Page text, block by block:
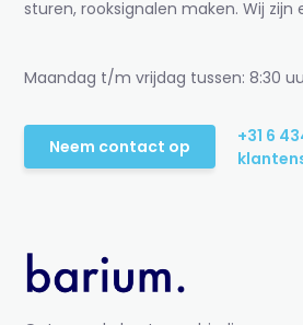
sturen, rooksignalen maken. Wij zijn
Maandag t/m vrijdag tussen: 8:30
Neem contact op
+31 6